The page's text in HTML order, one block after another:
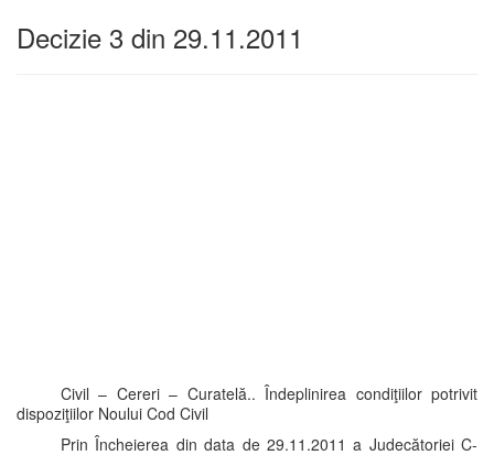
Decizie 3 din 29.11.2011
Civil – Cereri – Curatelă.. Îndeplinirea condiţiilor potrivit
dispoziţiilor Noului Cod Civil
Prin Încheierea din data de 29.11.2011 a Judecătoriei C-